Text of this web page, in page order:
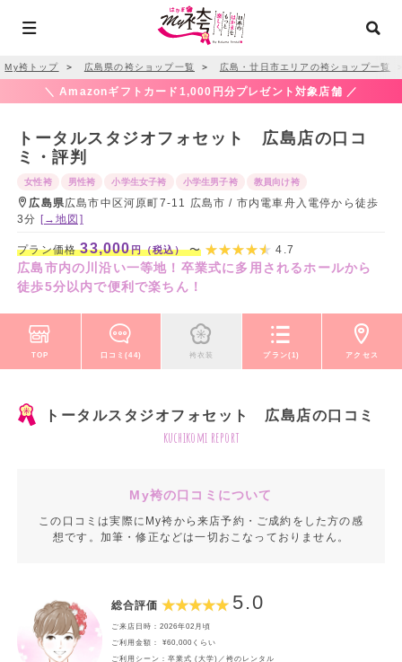
My袴トップ ＞ 広島県の袴ショップ一覧 ＞ 広島・廿日市エリアの袴ショップ一覧
＼ Amazonギフトカード1,000円分プレゼント対象店舗 ／
トータルスタジオフォセット 広島店の口コ
ミ・評判
女性袴 男性袴 小学生女子袴 小学生男子袴 教員向け袴
広島県広島市中区河原町7-11 広島市 / 市内電車舟入電停から徒歩
3分 [→地図]
プラン価格33,000円（税込）〜 4.7
広島市内の川沿い一等地！卒業式に多用されるホールから
徒歩5分以内で便利で楽ちん！
TOP 口コミ(44) 袴衣装 プラン(1) アクセス
トータルスタジオフォセット 広島店の口コミ
kuchikomi report
My袴の口コミについて
この口コミは実際にMy袴から来店予約・ご成約をした方の感
想です。加筆・修正などは一切おこなっておりません。
総合評価 5.0
ご来店日時：2026年02月頃
ご利用金額： ¥60,000くらい
ご利用シーン：卒業式 (大学)／袴のレンタル